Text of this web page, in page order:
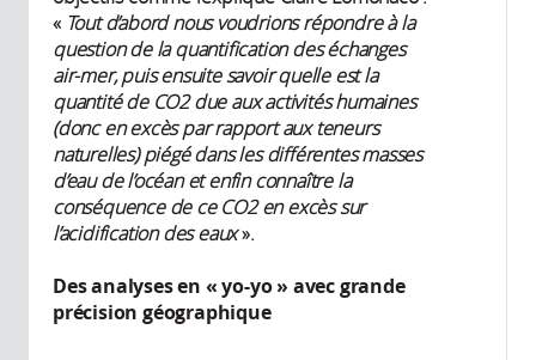
« Tout d’abord nous voudrions répondre à la
question de la quantification des échanges
air-mer, puis ensuite savoir quelle est la
quantité de CO2 due aux activités humaines
(donc en excès par rapport aux teneurs
naturelles) piégé dans les différentes masses
d’eau de l’océan et enfin connaître la
conséquence de ce CO2 en excès sur
l’acidification des eaux».
Des analyses en « yo-yo » avec grande
précision géographique